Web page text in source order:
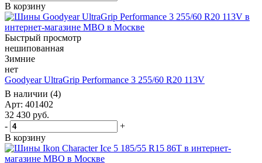
В корзину
Быстрый просмотр
нешипованная
Зимние
нет
Goodyear UltraGrip Performance 3 255/60 R20 113V
В наличии (4)
Арт: 401402
32 430 руб.
-
+
В корзину